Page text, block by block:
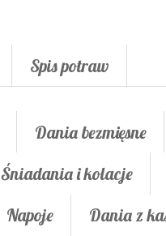
Spis potraw
Dania bezmięsne
Śniadania i kolacje
Napoje Dania z